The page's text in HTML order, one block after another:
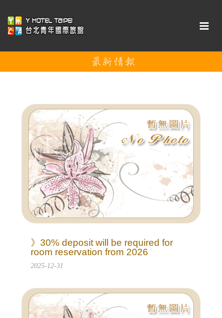
》30% deposit will be required for
room reservation from 2026
2025-12-31